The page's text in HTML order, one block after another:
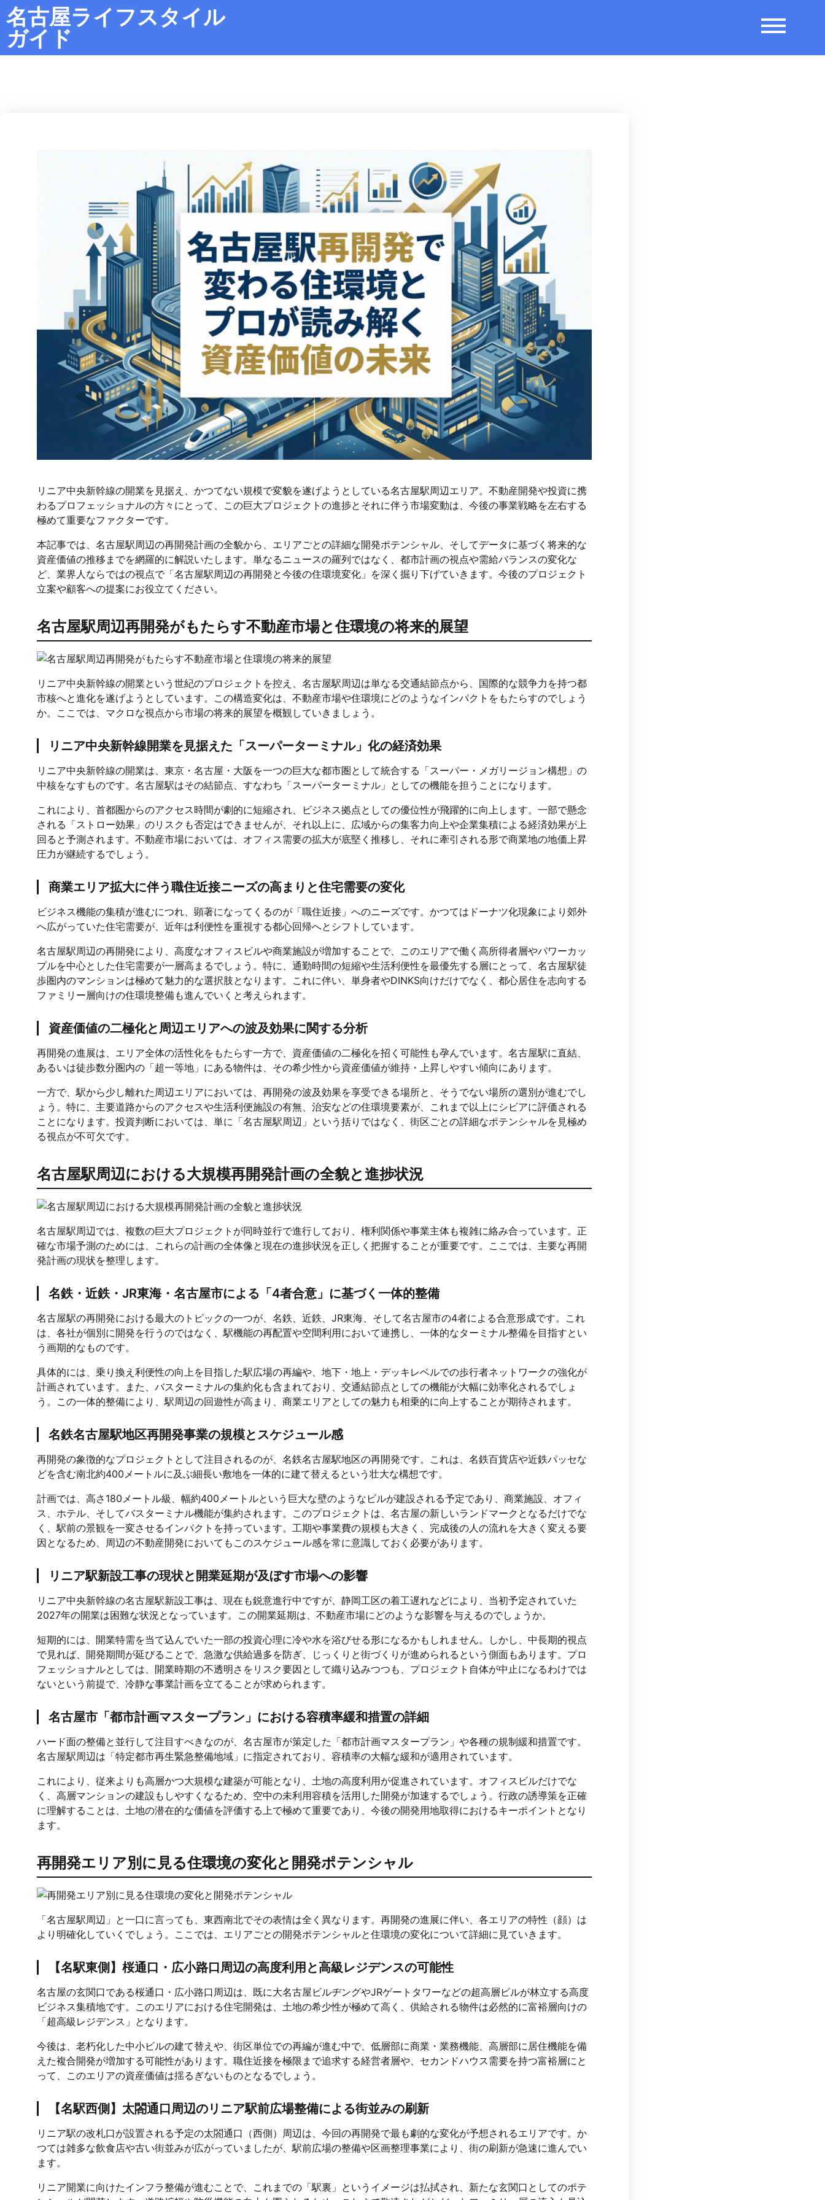
名古屋ライフスタイル
ガイド
リニア中央新幹線の開業を見据え、かつてない規模で変貌を遂げようとしている名古屋駅周辺エリア。不動産開発や投資に携
わるプロフェッショナルの方々にとって、この巨大プロジェクトの進捗とそれに伴う市場変動は、今後の事業戦略を左右する
極めて重要なファクターです。
本記事では、名古屋駅周辺の再開発計画の全貌から、エリアごとの詳細な開発ポテンシャル、そしてデータに基づく将来的な
資産価値の推移までを網羅的に解説いたします。単なるニュースの羅列ではなく、都市計画の視点や需給バランスの変化な
ど、業界人ならではの視点で「名古屋駅周辺の再開発と今後の住環境変化」を深く掘り下げていきます。今後のプロジェクト
立案や顧客への提案にお役立てください。
名古屋駅周辺再開発がもたらす不動産市場と住環境の将来的展望
リニア中央新幹線の開業という世紀のプロジェクトを控え、名古屋駅周辺は単なる交通結節点から、国際的な競争力を持つ都
市核へと進化を遂げようとしています。この構造変化は、不動産市場や住環境にどのようなインパクトをもたらすのでしょう
か。ここでは、マクロな視点から市場の将来的展望を概観していきましょう。
リニア中央新幹線開業を見据えた「スーパーターミナル」化の経済効果
リニア中央新幹線の開業は、東京・名古屋・大阪を一つの巨大な都市圏として統合する「スーパー・メガリージョン構想」の
中核をなすものです。名古屋駅はその結節点、すなわち「スーパーターミナル」としての機能を担うことになります。
これにより、首都圏からのアクセス時間が劇的に短縮され、ビジネス拠点としての優位性が飛躍的に向上します。一部で懸念
される「ストロー効果」のリスクも否定はできませんが、それ以上に、広域からの集客力向上や企業集積による経済効果が上
回ると予測されます。不動産市場においては、オフィス需要の拡大が底堅く推移し、それに牽引される形で商業地の地価上昇
圧力が継続するでしょう。
商業エリア拡大に伴う職住近接ニーズの高まりと住宅需要の変化
ビジネス機能の集積が進むにつれ、顕著になってくるのが「職住近接」へのニーズです。かつてはドーナツ化現象により郊外
へ広がっていた住宅需要が、近年は利便性を重視する都心回帰へとシフトしています。
名古屋駅周辺の再開発により、高度なオフィスビルや商業施設が増加することで、このエリアで働く高所得者層やパワーカッ
プルを中心とした住宅需要が一層高まるでしょう。特に、通勤時間の短縮や生活利便性を最優先する層にとって、名古屋駅徒
歩圏内のマンションは極めて魅力的な選択肢となります。これに伴い、単身者やDINKS向けだけでなく、都心居住を志向する
ファミリー層向けの住環境整備も進んでいくと考えられます。
資産価値の二極化と周辺エリアへの波及効果に関する分析
再開発の進展は、エリア全体の活性化をもたらす一方で、資産価値の二極化を招く可能性も孕んでいます。名古屋駅に直結、
あるいは徒歩数分圏内の「超一等地」にある物件は、その希少性から資産価値が維持・上昇しやすい傾向にあります。
一方で、駅から少し離れた周辺エリアにおいては、再開発の波及効果を享受できる場所と、そうでない場所の選別が進むでし
ょう。特に、主要道路からのアクセスや生活利便施設の有無、治安などの住環境要素が、これまで以上にシビアに評価される
ことになります。投資判断においては、単に「名古屋駅周辺」という括りではなく、街区ごとの詳細なポテンシャルを見極め
る視点が不可欠です。
名古屋駅周辺における大規模再開発計画の全貌と進捗状況
名古屋駅周辺では、複数の巨大プロジェクトが同時並行で進行しており、権利関係や事業主体も複雑に絡み合っています。正
確な市場予測のためには、これらの計画の全体像と現在の進捗状況を正しく把握することが重要です。ここでは、主要な再開
発計画の現状を整理します。
名鉄・近鉄・JR東海・名古屋市による「4者合意」に基づく一体的整備
名古屋駅の再開発における最大のトピックの一つが、名鉄、近鉄、JR東海、そして名古屋市の4者による合意形成です。これ
は、各社が個別に開発を行うのではなく、駅機能の再配置や空間利用において連携し、一体的なターミナル整備を目指すとい
う画期的なものです。
具体的には、乗り換え利便性の向上を目指した駅広場の再編や、地下・地上・デッキレベルでの歩行者ネットワークの強化が
計画されています。また、バスターミナルの集約化も含まれており、交通結節点としての機能が大幅に効率化されるでしょ
う。この一体的整備により、駅周辺の回遊性が高まり、商業エリアとしての魅力も相乗的に向上することが期待されます。
名鉄名古屋駅地区再開発事業の規模とスケジュール感
再開発の象徴的なプロジェクトとして注目されるのが、名鉄名古屋駅地区の再開発です。これは、名鉄百貨店や近鉄パッセな
どを含む南北約400メートルに及ぶ細長い敷地を一体的に建て替えるという壮大な構想です。
計画では、高さ180メートル級、幅約400メートルという巨大な壁のようなビルが建設される予定であり、商業施設、オフィ
ス、ホテル、そしてバスターミナル機能が集約されます。このプロジェクトは、名古屋の新しいランドマークとなるだけでな
く、駅前の景観を一変させるインパクトを持っています。工期や事業費の規模も大きく、完成後の人の流れを大きく変える要
因となるため、周辺の不動産開発においてもこのスケジュール感を常に意識しておく必要があります。
リニア駅新設工事の現状と開業延期が及ぼす市場への影響
リニア中央新幹線の名古屋駅新設工事は、現在も鋭意進行中ですが、静岡工区の着工遅れなどにより、当初予定されていた
2027年の開業は困難な状況となっています。この開業延期は、不動産市場にどのような影響を与えるのでしょうか。
短期的には、開業特需を当て込んでいた一部の投資心理に冷や水を浴びせる形になるかもしれません。しかし、中長期的視点
で見れば、開発期間が延びることで、急激な供給過多を防ぎ、じっくりと街づくりが進められるという側面もあります。プロ
フェッショナルとしては、開業時期の不透明さをリスク要因として織り込みつつも、プロジェクト自体が中止になるわけでは
ないという前提で、冷静な事業計画を立てることが求められます。
名古屋市「都市計画マスタープラン」における容積率緩和措置の詳細
ハード面の整備と並行して注目すべきなのが、名古屋市が策定した「都市計画マスタープラン」や各種の規制緩和措置です。
名古屋駅周辺は「特定都市再生緊急整備地域」に指定されており、容積率の大幅な緩和が適用されています。
これにより、従来よりも高層かつ大規模な建築が可能となり、土地の高度利用が促進されています。オフィスビルだけでな
く、高層マンションの建設もしやすくなるため、空中の未利用容積を活用した開発が加速するでしょう。行政の誘導策を正確
に理解することは、土地の潜在的な価値を評価する上で極めて重要であり、今後の開発用地取得におけるキーポイントとなり
ます。
再開発エリア別に見る住環境の変化と開発ポテンシャル
「名古屋駅周辺」と一口に言っても、東西南北でその表情は全く異なります。再開発の進展に伴い、各エリアの特性（顔）は
より明確化していくでしょう。ここでは、エリアごとの開発ポテンシャルと住環境の変化について詳細に見ていきます。
【名駅東側】桜通口・広小路口周辺の高度利用と高級レジデンスの可能性
名古屋の玄関口である桜通口・広小路口周辺は、既に大名古屋ビルヂングやJRゲートタワーなどの超高層ビルが林立する高度
ビジネス集積地です。このエリアにおける住宅開発は、土地の希少性が極めて高く、供給される物件は必然的に富裕層向けの
「超高級レジデンス」となります。
今後は、老朽化した中小ビルの建て替えや、街区単位での再編が進む中で、低層部に商業・業務機能、高層部に居住機能を備
えた複合開発が増加する可能性があります。職住近接を極限まで追求する経営者層や、セカンドハウス需要を持つ富裕層にと
って、このエリアの資産価値は揺るぎないものとなるでしょう。
【名駅西側】太閤通口周辺のリニア駅前広場整備による街並みの刷新
リニア駅の改札口が設置される予定の太閤通口（西側）周辺は、今回の再開発で最も劇的な変化が予想されるエリアです。か
つては雑多な飲食店や古い街並みが広がっていましたが、駅前広場の整備や区画整理事業により、街の刷新が急速に進んでい
ます。
リニア開業に向けたインフラ整備が進むことで、これまでの「駅裏」というイメージは払拭され、新たな玄関口としてのポテ